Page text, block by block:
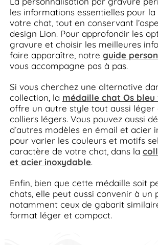
les informations essentielles pour
votre chat, tout en conservant
design Lion. Pour approfondir les
gravure et choisir les meilleures
faire apparaître, notre guide
vous accompagne pas à pas.
Si vous cherchez une alternative
collection, la médaille chat Os bleu
offre un autre style tout aussi léger
colliers légers. Vous pouvez aussi
d’autres modèles en émail et acier
pour varier les couleurs et motifs
caractère de votre chat, dans la
et acier inoxydable.
Enfin, bien que cette médaille soit
chats, elle peut aussi convenir à un
notamment ceux de gabarit
format léger et compact.